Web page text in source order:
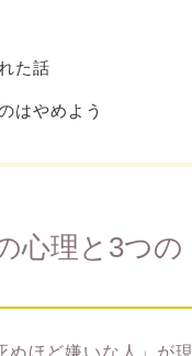
た話
はやめよう
心理と3つの
ぬほど嫌いな人」が現